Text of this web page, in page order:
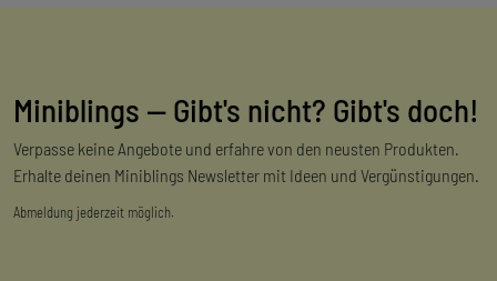
Miniblings — Gibt's nicht? Gibt's doch!
Verpasse keine Angebote und erfahre von den neusten Produkten.
Erhalte deinen Miniblings Newsletter mit Ideen und Vergünstigungen.
Abmeldung jederzeit möglich.